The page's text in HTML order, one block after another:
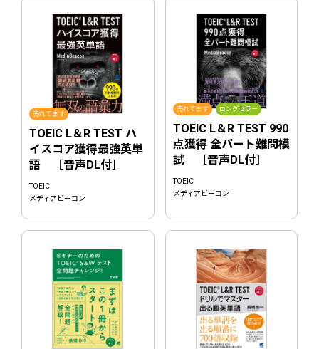
売れてます
TOEIC L＆R TEST ハ
イスコア獲得最強英単
語 ［音声DL付］
TOEIC
メディアビーコン
売れてます ロングセラー
TOEIC L＆R TEST 990
点獲得 全パート難問模
試 ［音声DL付］
TOEIC
メディアビーコン